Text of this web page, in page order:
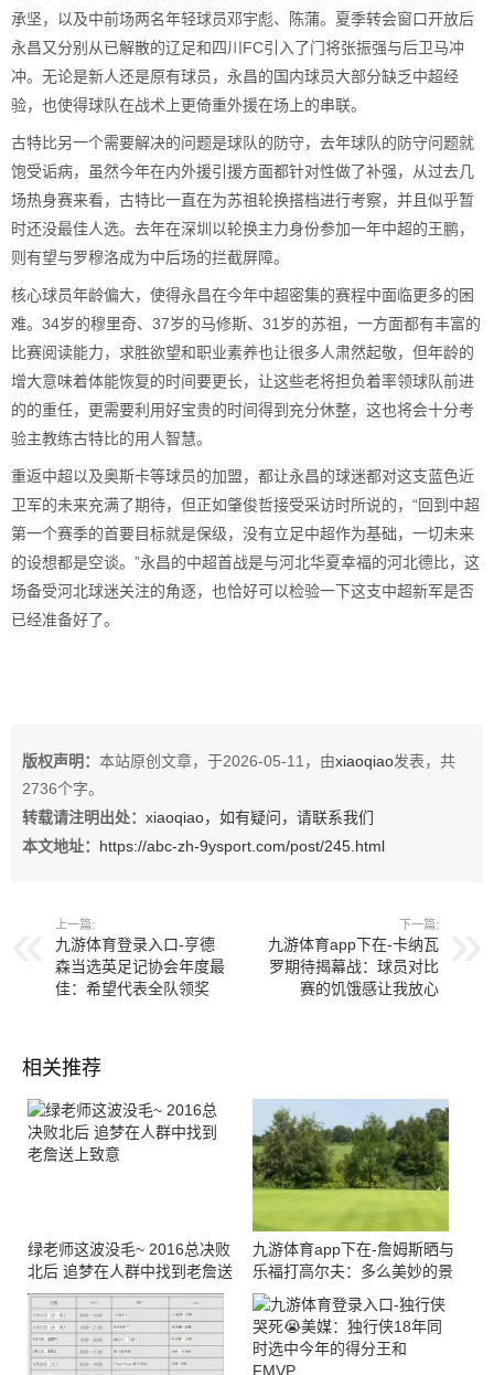
承坚，以及中前场两名年轻球员邓宇彪、陈蒲。夏季转会窗口开放后
永昌又分别从已解散的辽足和四川FC引入了门将张振强与后卫马冲
冲。无论是新人还是原有球员，永昌的国内球员大部分缺乏中超经
验，也使得球队在战术上更倚重外援在场上的串联。
古特比另一个需要解决的问题是球队的防守，去年球队的防守问题就
饱受诟病，虽然今年在内外援引援方面都针对性做了补强，从过去几
场热身赛来看，古特比一直在为苏祖轮换搭档进行考察，并且似乎暂
时还没最佳人选。去年在深圳以轮换主力身份参加一年中超的王鹏，
则有望与罗穆洛成为中后场的拦截屏障。
核心球员年龄偏大，使得永昌在今年中超密集的赛程中面临更多的困
难。34岁的穆里奇、37岁的马修斯、31岁的苏祖，一方面都有丰富的
比赛阅读能力，求胜欲望和职业素养也让很多人肃然起敬，但年龄的
增大意味着体能恢复的时间要更长，让这些老将担负着率领球队前进
的的重任，更需要利用好宝贵的时间得到充分休整，这也将会十分考
验主教练古特比的用人智慧。
重返中超以及奥斯卡等球员的加盟，都让永昌的球迷都对这支蓝色近
卫军的未来充满了期待，但正如肇俊哲接受采访时所说的，“回到中超
第一个赛季的首要目标就是保级，没有立足中超作为基础，一切未来
的设想都是空谈。”永昌的中超首战是与河北华夏幸福的河北德比，这
场备受河北球迷关注的角逐，也恰好可以检验一下这支中超新军是否
已经准备好了。
版权声明： 本站原创文章，于2026-05-11，由xiaoqiao发表，共
2736个字。
转载请注明出处： xiaoqiao，如有疑问，请联系我们
本文地址： https://abc-zh-9ysport.com/post/245.html
上一篇:
九游体育登录入口-亨德
森当选英足记协会年度最
佳：希望代表全队领奖
下一篇:
九游体育app下在-卡纳瓦
罗期待揭幕战：球员对比
赛的饥饿感让我放心
相关推荐
绿老师这波没毛~ 2016总决败
北后 追梦在人群中找到老詹送
上致意
九游体育app下在-詹姆斯晒与
乐福打高尔夫：多么美妙的景
色！多么漂亮的球场！